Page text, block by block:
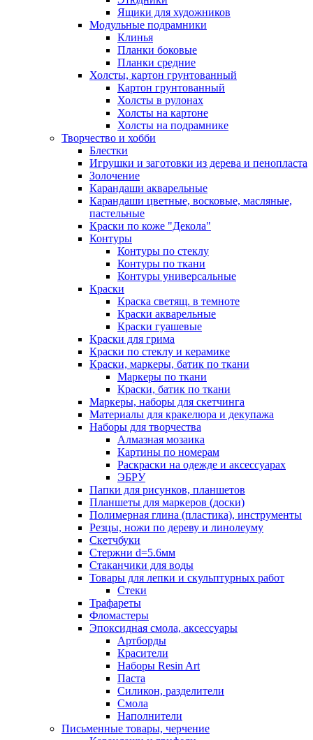
Ящики для художников
Модульные подрамники
Клинья
Планки боковые
Планки средние
Холсты, картон грунтованный
Картон грунтованный
Холсты в рулонах
Холсты на картоне
Холсты на подрамнике
Творчество и хобби
Блестки
Игрушки и заготовки из дерева и пенопласта
Золочение
Карандаши акварельные
Карандаши цветные, восковые, масляные,
пастельные
Краски по коже "Декола"
Контуры
Контуры по стеклу
Контуры по ткани
Контуры универсальные
Краски
Краска светящ. в темноте
Краски акварельные
Краски гуашевые
Краски для грима
Краски по стеклу и керамике
Краски, маркеры, батик по ткани
Маркеры по ткани
Краски, батик по ткани
Маркеры, наборы для скетчинга
Материалы для кракелюра и декупажа
Наборы для творчества
Алмазная мозаика
Картины по номерам
Раскраски на одежде и аксессуарах
ЭБРУ
Папки для рисунков, планшетов
Планшеты для маркеров (доски)
Полимерная глина (пластика), инструменты
Резцы, ножи по дереву и линолеуму
Скетчбуки
Стержни d=5.6мм
Стаканчики для воды
Товары для лепки и скульптурных работ
Стеки
Трафареты
Фломастеры
Эпоксидная смола, аксессуары
Артборды
Красители
Наборы Resin Art
Паста
Силикон, разделители
Смола
Наполнители
Письменные товары, черчение